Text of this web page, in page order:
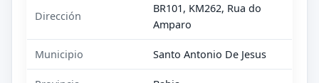
Dirección
BR101, KM262, Rua do
Amparo
Municipio Santo Antonio De Jesus